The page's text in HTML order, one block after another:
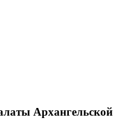
Архангельской